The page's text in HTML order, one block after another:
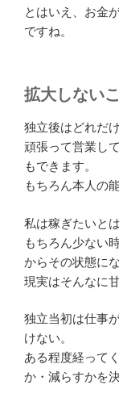
とはいえ、お金
ですね。
拡大しない
独立後はどれだ
頑張って営業し
もできます。
もちろん本人の
私は稼ぎたいと
もちろん少ない
からその状態に
現実はそんなに
独立当初は仕事
けない。
ある程度経って
か・減らすかを